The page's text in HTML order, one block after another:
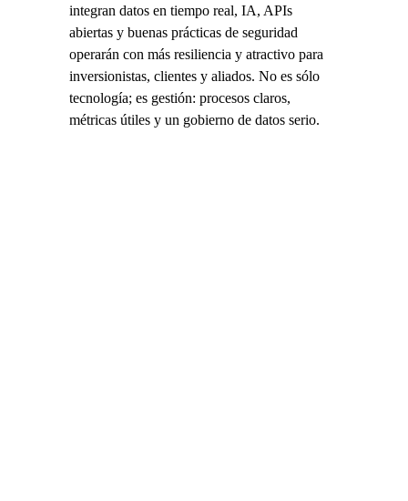
integran datos en tiempo real, IA, APIs
abiertas y buenas prácticas de seguridad
operarán con más resiliencia y atractivo para
inversionistas, clientes y aliados. No es sólo
tecnología; es gestión: procesos claros,
métricas útiles y un gobierno de datos serio.